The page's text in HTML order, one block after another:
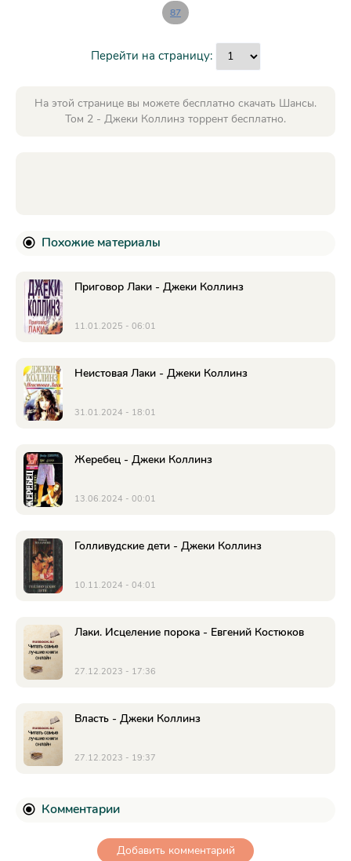
87
Перейти на страницу:
На этой странице вы можете бесплатно скачать Шансы.
Том 2 - Джеки Коллинз торрент бесплатно.
Похожие материалы
Приговор Лаки - Джеки Коллинз
11.01.2025 - 06:01
Неистовая Лаки - Джеки Коллинз
31.01.2024 - 18:01
Жеребец - Джеки Коллинз
13.06.2024 - 00:01
Голливудские дети - Джеки Коллинз
10.11.2024 - 04:01
Лаки. Исцеление порока - Евгений Костюков
27.12.2023 - 17:36
Власть - Джеки Коллинз
27.12.2023 - 19:37
Комментарии
Добавить комментарий